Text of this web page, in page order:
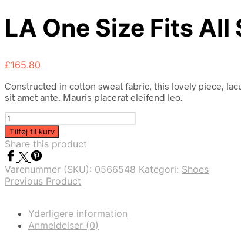
LA One Size Fits All
£165.80
Constructed in cotton sweat fabric, this lovely piece,
sit amet ante. Mauris placerat eleifend leo.
LA
One
Size
Fits
All
Shirt
antal
Tilføj til kurv
Share this product
Varenummer (SKU): 0566548 Kategori: Shoes
Previous Product
Yderligere information
Anmeldelser (0)